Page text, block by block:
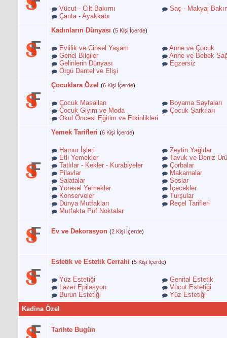
Vücut - Cilt Bakımı
Saç - Makyaj
Çanta - Ayakkabı
Kadınların Dünyası (5 Kişi İçerde)
Evlilik ve Cinsel Yaşam
Anne ve Çocuk
Genel Bilgiler
Anne ve Bebek
Gelinlerin Dünyası
Egzersiz
Örgü Dantel ve Elişi
Çocuklara Özel
(6 Kişi İçerde)
Çocuk Masalları
Boyama Sayfaları
Çocuk Giyim ve Moda
Çocuk Şarkıları
Okul Öncesi Eğitim ve Etkinlikleri
Yemek Tarifleri (6 Kişi İçerde)
Hamur İşleri
Zeytin Yağlılar
Etli Yemekler
Tavuk ve Deniz
Tatlılar - Kekler - Kurabiyeler
Çorbalar
Pilavlar
Makarnalar
Salatalar
Soslar
Yöresel Yemekler
İçecekler
Konserveler
Turşular
Dünya Mutfakları
Reçel Tarifleri
Mutfakta Püf Noktalar
Ev ve Dekorasyon (2 Kişi İçerde)
Estetik ve Estetik Cerrahi (5 Kişi İçerde)
Yüz Estetiği
Genital Estetik
Lazer Epilasyon
Vücut Estetiği
Burun Estetiği
Yüz Estetiği
Kadina Özel
Tarihte Bugün